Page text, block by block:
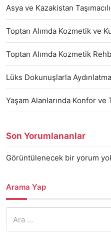
Asya ve Kazakistan
Toptan Alımda Kozmetik ve
Toptan Alımda Kozmetik
Lüks Dokunuşlarla
Yaşam Alanlarında Konfor ve
Son Yorumlananlar
Görüntülenecek bir yorum
Arama Yap